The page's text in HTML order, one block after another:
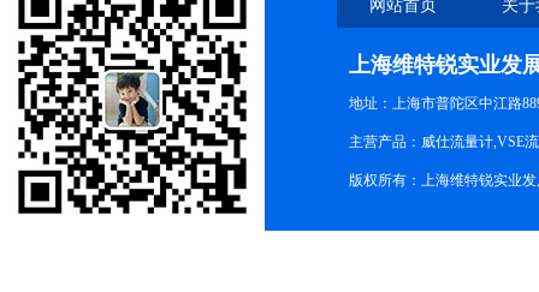
网站首页 关
上海维特锐实业发
地址：上海市普陀区中江路
主营产品：威仕流量计,VSE
版权所有：上海维特锐实业